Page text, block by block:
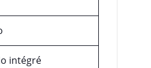
intégré